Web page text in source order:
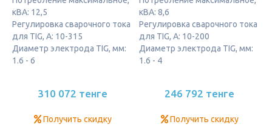
кВА: 12,5
Регулировка сварочного тока
для TIG, А: 10-315
Диаметр электрода TIG, мм:
1.6 - 6
310 072 тенге
Получить скидку
кВА: 8,6
Регулировка сварочного тока
для TIG, А: 10-200
Диаметр электрода TIG, мм:
1.6 - 4
246 792 тенге
Получить скидку